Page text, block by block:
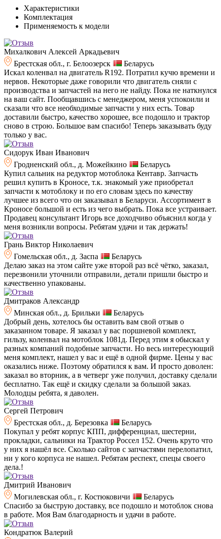
Характеристики
Комплектация
Применяемость к модели
Михалкович Алексей Аркадьевич
Брестская обл., г. Белоозерск
Беларусь
Искал коленвал на двигатель R192. Потратил кучю времени и
нервов. Некоторые даже говорили что двигатель сняли с
производства и запчастей на него не найду. Пока не наткнулся
на ваш сайт. Пообщавшись с менеджером, меня успокоили и
сказали что все необходимые запчасти у них есть. Товар
доставили быстро, качество хорошее, все подошло и трактор
сново в строю. Большое вам спасибо! Теперь заказывать буду
только у вас.
Сидорук Иван Иванович
Гродненский обл., д. Можейкино
Беларусь
Купил сальник на редуктор мотоблока Кентавр. Запчасть
решил купить в Кроносе, т.к. знакомый уже приобретал
запчасти к мотоблоку и по его словам здесь по качеству
лучшее из всего что он заказывал в Беларуси. Ассортимент в
Кроносе большой и есть из чего выбрать. Пока все устраивает.
Продавец консультант Игорь все доходчиво объяснил когда у
меня возникли вопросы. Ребятам удачи и так держать!
Грань Виктор Николаевич
Гомельская обл., д. Заспа
Беларусь
Делаю заказ на этом сайте уже второй раз всё чётко, заказал,
перезвонили уточнили отправили, детали пришли быстро и
качественно упакованы.
Дмитраков Александр
Минская обл., д. Брильки
Беларусь
Добрый день, хотелось бы оставить вам свой отзыв о
заказанном товаре. Я заказал у вас поршневой комплект,
гильзу, коленвал на мотоблок 1081д. Перед этим я обыскал у
разных компаний подобные запчасти. Но весь интересующий
меня комплект, нашел у вас и ещё в одной фирме. Цены у вас
оказались ниже. Поэтому обратился к вам. И просто доволен:
заказал во вторник, а в четверг уже получил, доставку сделали
бесплатно. Так ещё и скидку сделали за большой заказ.
Молодцы ребята, я даволен.
Сергей Петрович
Брестская обл., д. Березовка
Беларусь
Покупал у ребят корпус КПП, дифференциал, шестерни,
прокладки, сальники на Трактор Россел 152. Очень круто что
у них я нашёл все. Сколько сайтов с запчастями перелопатил,
ни у кого корпуса не нашел. Ребятам респект, спецы своего
дела.!
Дмитрий Иванович
Могилевская обл., г. Костюковичи
Беларусь
Спасибо за быструю доставку, все подошло и мотоблок снова
в работе. Моя Вам благодарность и удачи в работе.
Кондратюк Валерий